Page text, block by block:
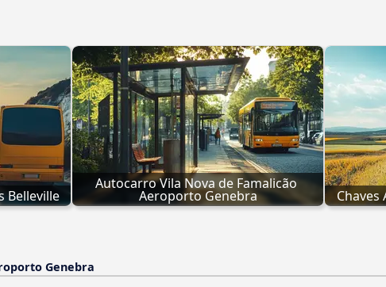
Belleville
Autocarro Vila Nova de Famalicão
Aeroporto Genebra
Genebra